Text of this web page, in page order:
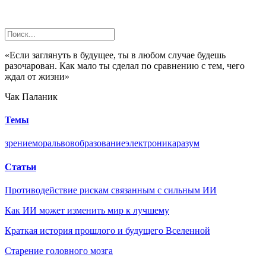
«Если заглянуть в будущее, ты в любом случае будешь
разочарован. Как мало ты сделал по сравнению с тем, чего
ждал от жизни»
Чак Паланик
Темы
зрениеморальвовобразованиеэлектроникаразум
Статьи
Противодействие рискам связанным с сильным ИИ
Как ИИ может изменить мир к лучшему
Краткая история прошлого и будущего Вселенной
Старение головного мозга